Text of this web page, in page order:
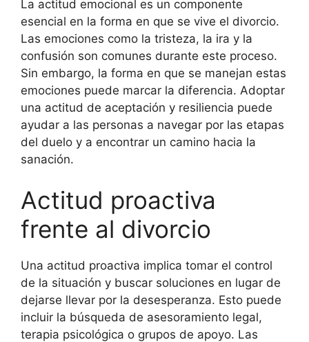
La actitud emocional es un componente
esencial en la forma en que se vive el divorcio.
Las emociones como la tristeza, la ira y la
confusión son comunes durante este proceso.
Sin embargo, la forma en que se manejan estas
emociones puede marcar la diferencia. Adoptar
una actitud de aceptación y resiliencia puede
ayudar a las personas a navegar por las etapas
del duelo y a encontrar un camino hacia la
sanación.
Actitud proactiva
frente al divorcio
Una actitud proactiva implica tomar el control
de la situación y buscar soluciones en lugar de
dejarse llevar por la desesperanza. Esto puede
incluir la búsqueda de asesoramiento legal,
terapia psicológica o grupos de apoyo. Las